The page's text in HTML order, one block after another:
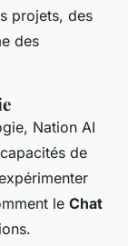
projets, des
des
Nation AI
de
le Chat